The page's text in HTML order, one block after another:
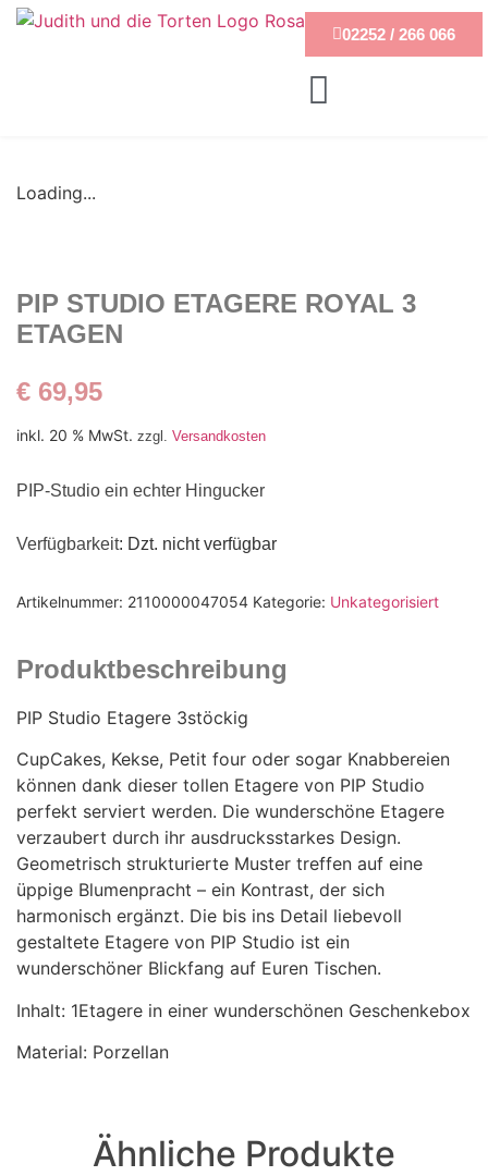
02252 / 266 066
Loading...
PIP STUDIO ETAGERE ROYAL 3
ETAGEN
€ 69,95
inkl. 20 % MwSt. zzgl. Versandkosten
PIP-Studio ein echter Hingucker
Verfügbarkeit: Dzt. nicht verfügbar
Artikelnummer: 2110000047054 Kategorie: Unkategorisiert
Produktbeschreibung
PIP Studio Etagere 3stöckig
CupCakes, Kekse, Petit four oder sogar Knabbereien
können dank dieser tollen Etagere von PIP Studio
perfekt serviert werden. Die wunderschöne Etagere
verzaubert durch ihr ausdrucksstarkes Design.
Geometrisch strukturierte Muster treffen auf eine
üppige Blumenpracht – ein Kontrast, der sich
harmonisch ergänzt. Die bis ins Detail liebevoll
gestaltete Etagere von PIP Studio ist ein
wunderschöner Blickfang auf Euren Tischen.
Inhalt: 1Etagere in einer wunderschönen Geschenkebox
Material: Porzellan
Ähnliche Produkte